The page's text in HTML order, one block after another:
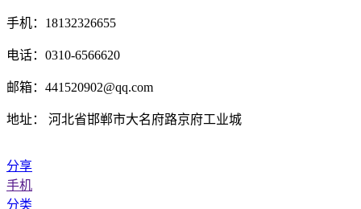
手机：18132326655
电话：0310-6566620
邮箱：441520902@qq.com
地址： 河北省邯郸市大名府路京府工业城
分享
手机
分类